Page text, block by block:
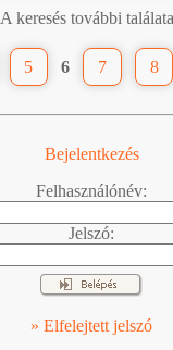
A keresés további
5 6 7 8
Bejelentkezés
Felhasználónév:
Jelszó:
» Elfelejtett jelszó